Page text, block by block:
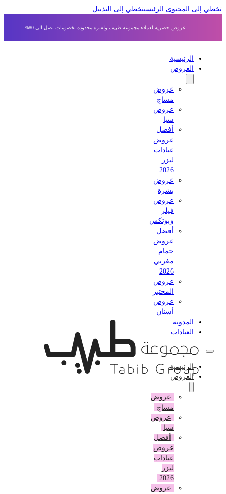
إلى المحتوى الرئيسي تخطي إلى التذييل
عروض حصرية لعملاء مجموعة طبيب ولفترة محدودة بخصومات تصل الى 80%
الرئيسية
العروض
عروض
مساج
عروض
أفضل
عروض
عيادات
عروض
بشرة
عروض
وبوتكس
أفضل
عروض
حمام
مغربي
عروض
المختبر
عروض
أسنان
المدونة
العيادات
الرئيسية
العروض
عروض
مساج
عروض
أفضل
عروض
عيادات
عروض